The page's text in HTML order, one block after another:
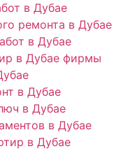
в Дубае
ремонта в Дубае
в Дубае
в Дубае фирмы
в Дубае
в Дубае
в Дубае
в Дубае